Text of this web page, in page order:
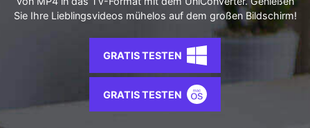
Video/Audio
KI-Porträt
AI
Tech Specs
Eine vollständige Liste der unterstützten Formate, Geräte
Die neuesten Produktnachrichten und Updates.
JETZT KAUFEN Anmelden
Sie Ihre Lieblingsvideos mühelos auf dem großen Bildschirm!
GRATIS TESTEN
GRATIS TESTEN